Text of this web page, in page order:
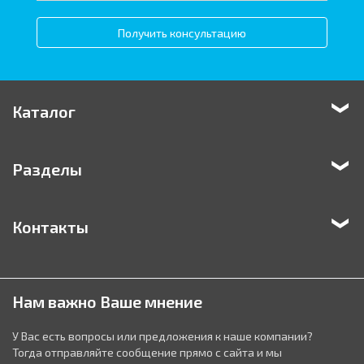
Получить консультацию
Каталог
Разделы
Контакты
Нам важно Ваше мнение
У Вас есть вопросы или предложения к наше компании?
Тогда отправляйте сообщение прямо с сайта и мы